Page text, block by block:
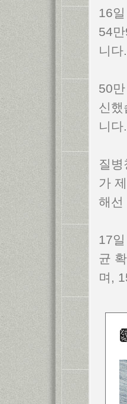
16
54
니다.
50
신했
니다.
질
가
해선
17
균
며,